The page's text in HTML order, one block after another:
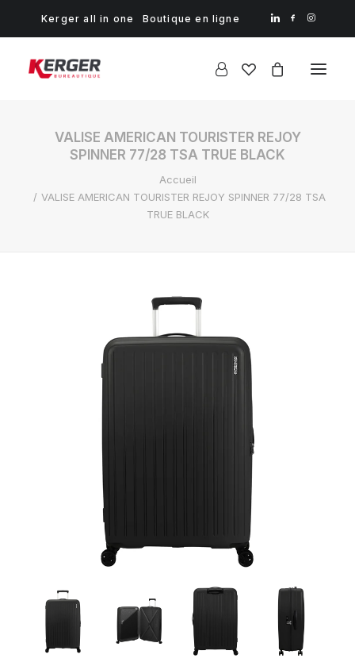
Kerger all in one Boutique en ligne
VALISE AMERICAN TOURISTER REJOY
SPINNER 77/28 TSA TRUE BLACK
Accueil
VALISE AMERICAN TOURISTER REJOY SPINNER 77/28 TSA
TRUE BLACK